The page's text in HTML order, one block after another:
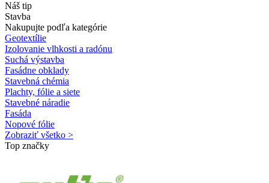
Náš tip
Stavba
Nakupujte podľa kategórie
Geotextílie
Izolovanie vlhkosti a radónu
Suchá výstavba
Fasádne obklady
Stavebná chémia
Plachty, fólie a siete
Stavebné náradie
Fasáda
Nopové fólie
Zobraziť všetko >
Top značky